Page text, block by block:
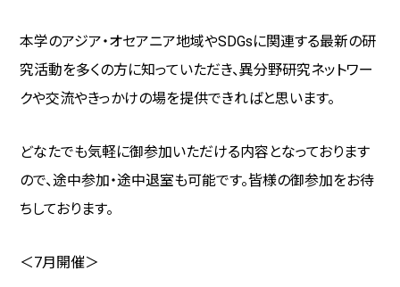
本学のアジア・オセアニア地域やSDGsに関連する最新の研
究活動を多くの方に知っていただき、異分野研究ネットワー
クや交流やきっかけの場を提供できればと思います。
どなたでも気軽に御参加いただける内容となっております
ので、途中参加・途中退室も可能です。皆様の御参加をお待
ちしております。
＜7月開催＞